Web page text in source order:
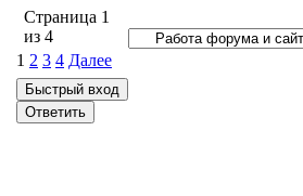
Страница 1
из 4
1 2 3 4 Далее